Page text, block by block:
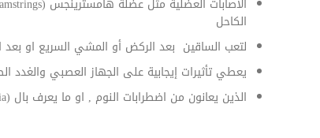
الكاحل
لتعب الساقين بعد الركض أو المشي السريع او بعد
يعطي تأثيرات إيجابية على الجهاز العصبي والغدد
الذين يعانون من اضطرابات النوم , او ما يعرف بال (Insomnia)